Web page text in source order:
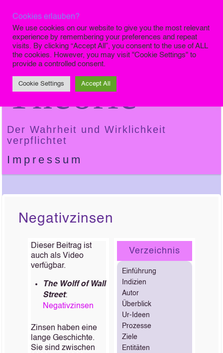
Die Finale
Theorie
Der Wahrheit und Wirklichkeit
verpflichtet
Impressum
Negativzinsen
Dieser Beitrag ist
auch als Video
verfügbar.
The Wolff of Wall
Street:
Negativzinsen
Zinsen haben eine
lange Geschichte.
Sie sind zwischen
Verzeichnis
Einführung
Indizien
Autor
Überblick
Ur-Ideen
Prozesse
Ziele
Entitäten
Cookies erlauben?
We use cookies on our website to give you the most relevant
experience by remembering your preferences and repeat
visits. By clicking “Accept All”, you consent to the use of ALL
the cookies. However, you may visit "Cookie Settings" to
provide a controlled consent.
Cookie Settings Accept All